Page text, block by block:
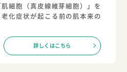
細胞（真皮線維芽細胞）」を
化症状が起こる前の肌本来の
詳しくはこちら